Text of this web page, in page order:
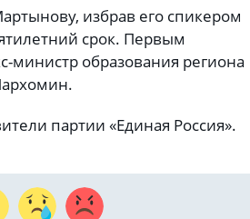
избрав его спикером
срок. Первым
министр образования региона
партии «Единая Россия».